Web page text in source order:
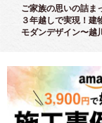
ご家族の思いの詰ま
３年越しで実現！建
モダンデザイン〜越